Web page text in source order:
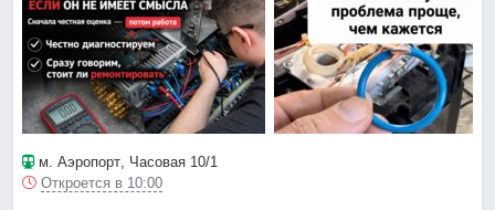
м. Аэропорт, Часовая 10/1
Откроется в 10:00